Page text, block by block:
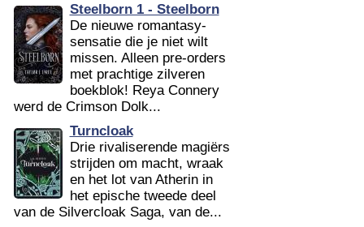
Steelborn 1 - Steelborn
De nieuwe romantasy-
sensatie die je niet wilt
missen. Alleen pre-orders
met prachtige zilveren
boekblok! Reya Connery
werd de Crimson Dolk...
Turncloak
Drie rivaliserende magiërs
strijden om macht, wraak
en het lot van Atherin in
het epische tweede deel
van de Silvercloak Saga, van de...